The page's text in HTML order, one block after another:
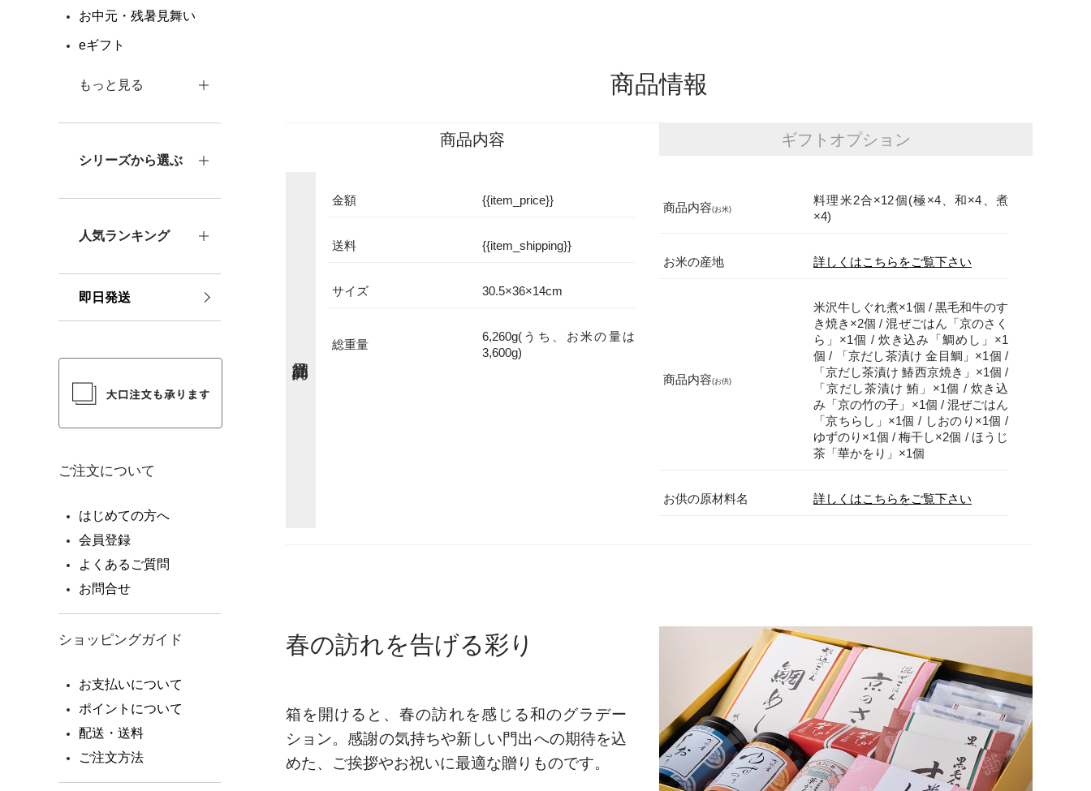
商品情報
商品内容 ギフトオプション
金額 {{item_price}}
送料 {{item_shipping}}
サイズ 30.5×36×14cm
総重量
6,260g(うち、お米の量は
3,600g)
商品内容(お米)
料理米2合×12個(極×4、和×4、煮
×4)
お米の産地 詳しくはこちらをご覧下さい
商品内容(お供)
米沢牛しぐれ煮×1個 / 黒毛和牛のす
き焼き×2個 / 混ぜごはん「京のさく
ら」×1個 / 炊き込み「鯛めし」×1
個 / 「京だし茶漬け 金目鯛」×1個 /
「京だし茶漬け 鰆西京焼き」×1個 /
「京だし茶漬け 鮪」×1個 / 炊き込
み「京の竹の子」×1個 / 混ぜごはん
「京ちらし」×1個 / しおのり×1個 /
ゆずのり×1個 / 梅干し×2個 / ほうじ
茶「華かをり」×1個
お供の原材料名 詳しくはこちらをご覧下さい
箱色 「重箱」
包装紙 帯包装
熨斗(のし) 商品1点につき1枚
「一筆箋(いっぴつせん)」
「メッセージカード(会員限定
110円(税込)
対応しておりません
春の訪れを告げる彩り
箱を開けると、春の訪れを感じる和のグラデー
ション。感謝の気持ちや新しい門出への期待を込
めた、ご挨拶やお祝いに最適な贈りものです。
お中元・残暑見舞い
eギフト
もっと見る
シリーズから選ぶ
人気ランキング
即日発送
ご注文について
はじめての方へ
会員登録
よくあるご質問
お問合せ
ショッピングガイド
お支払いについて
ポイントについて
配送・送料
ご注文方法